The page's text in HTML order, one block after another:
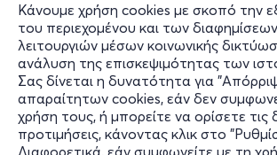
Κάνουμε χρήση cookies με σκοπό την
του περιεχομένου και των
λειτουργιών μέσων κοινωνικής
ανάλυση της επισκεψιμότητας των
Σας δίνεται η δυνατότητα για
απαραίτητων cookies, εάν δεν
χρήση τους, ή μπορείτε να ορίσετε τις
προτιμήσεις, κάνοντας κλικ στο
Διαφορετικά, εάν συμφωνείτε με τη
Πληροφορίες
Υποστήριξη